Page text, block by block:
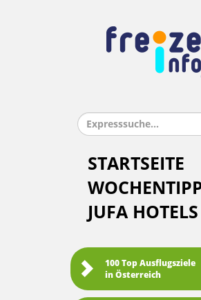
STARTSEITE
JUFA HOTELS
100 Top Ausflugsziele
in Österreich